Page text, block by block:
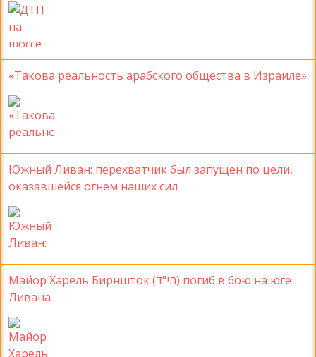
«Такова реальность арабского общества в Израиле»
Южный Ливан: перехватчик был запущен по цели,
оказавшейся огнем наших сил
Майор Харель Бирншток (הי"ד) погиб в бою на юге
Ливана